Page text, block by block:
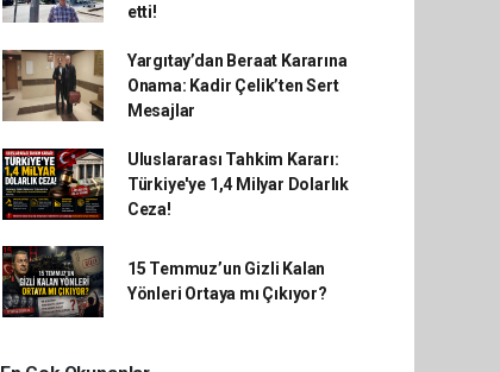
etti!
Yargıtay’dan Beraat Kararına
Onama: Kadir Çelik’ten Sert
Mesajlar
Uluslararası Tahkim Kararı:
Türkiye'ye 1,4 Milyar Dolarlık
Ceza!
15 Temmuz’un Gizli Kalan
Yönleri Ortaya mı Çıkıyor?